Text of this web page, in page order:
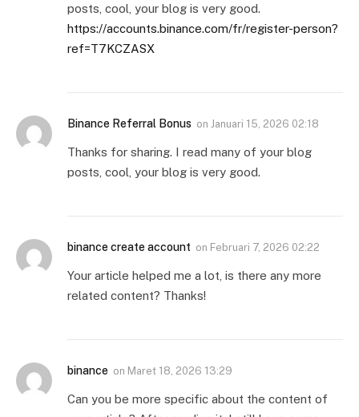
posts, cool, your blog is very good.
https://accounts.binance.com/fr/register-person?
ref=T7KCZASX
Binance Referral Bonus on Januari 15, 2026 02:18
Thanks for sharing. I read many of your blog
posts, cool, your blog is very good.
binance create account on Februari 7, 2026 02:22
Your article helped me a lot, is there any more
related content? Thanks!
binance on Maret 18, 2026 13:29
Can you be more specific about the content of